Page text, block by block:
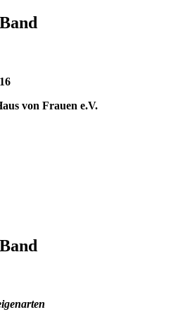
von Frauen e.V.